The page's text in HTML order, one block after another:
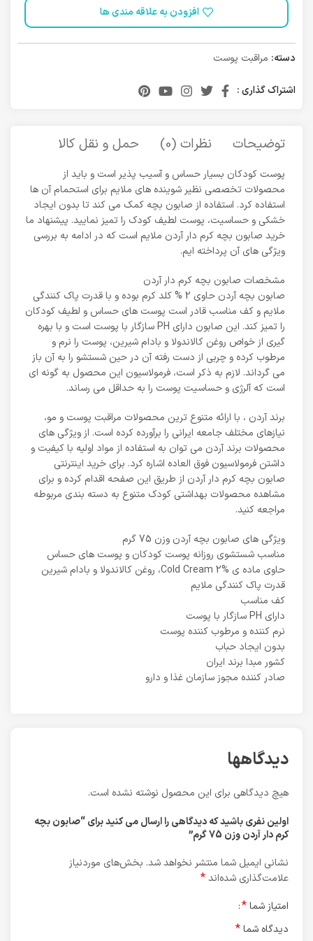
افزودن به علاقه مندی ها
دسته: مراقبت پوست
اشتراک گذاری :
توضیحات نظرات (0) حمل و نقل کالا
پوست کودکان بسیار حساس و آسیب پذیر است و باید از
محصولات تخصصی نظیر شوینده های ملایم برای استحمام آن ها
استفاده کرد. استفاده از صابون بچه کمک می کند تا بدون ایجاد
خشکی و حساسیت، پوست لطیف کودک را تمیز نمایید. پیشنهاد ما
خرید صابون بچه کرم دار آردن ملایم است که در ادامه به بررسی
ویژگی های آن پرداخته ایم.
مشخصات صابون بچه کرم دار آردن
صابون بچه آردن حاوی 2 % کلد کرم بوده و با قدرت پاک کنندگی
ملایم و کف مناسب قادر است پوست های حساس و لطیف کودکان
را تمیز کند. این صابون دارای PH سازگار با پوست است و با بهره
گیری از خواص روغن کالاندولا و بادام شیرین، پوست را نرم و
مرطوب کرده و چربی از دست رفته آن در حین شستشو را به آن باز
می گرداند. لازم به ذکر است، فرمولاسیون این محصول به گونه ای
است که آلرژی و حساسیت پوست را به حداقل می رساند.
برند آردن ، با ارائه متنوع ترین محصولات مراقبت پوست و مو،
نیازهای مختلف جامعه ایرانی را برآورده کرده است. از ویژگی های
محصولات برند آردن می توان به استفاده از مواد اولیه با کیفیت و
داشتن فرمولاسیون فوق العاده اشاره کرد. برای خرید اینترنتی
صابون بچه کرم دار آردن از طریق این صفحه اقدام کرده و برای
مشاهده محصولات بهداشتی کودک متنوع به دسته بندی مربوطه
مراجعه کنید.
ویژگی های صابون بچه آردن وزن 75 گرم
مناسب شستشوی روزانه پوست کودکان و پوست های حساس
حاوی ماده ی Cold Cream 2%، روغن کالاندولا و بادام شیرین
قدرت پاک کنندگی ملایم
کف مناسب
دارای PH سازگار با پوست
نرم کننده و مرطوب کننده پوست
بدون ایجاد حباب
کشور مبدا برند ایران
صادر کننده مجوز سازمان غذا و دارو
دیدگاهها
هیچ دیدگاهی برای این محصول نوشته نشده است.
اولین نفری باشید که دیدگاهی را ارسال می کنید برای “صابون بچه
کرم دار آردن وزن 75 گرم”
نشانی ایمیل شما منتشر نخواهد شد. بخش‌های موردنیاز
علامت‌گذاری شده‌اند*
امتیاز شما*
دیدگاه شما*